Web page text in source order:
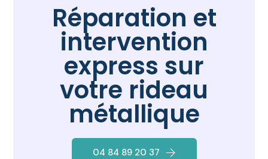
Réparation et
intervention
express sur
votre rideau
métallique
04 84 89 20 37